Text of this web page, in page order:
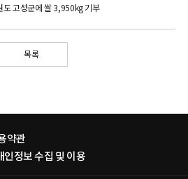
도 고성군에 쌀 3,950kg 기부
목록
약관
인정보 수집 및 이용